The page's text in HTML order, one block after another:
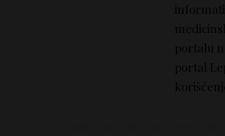
portalu
portal